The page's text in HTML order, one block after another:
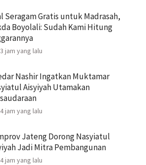
Seragam Gratis untuk Madrasah,
Boyolali: Sudah Kami Hitung
jam yang lalu
Nashir Ingatkan Muktamar
Aisyiyah Utamakan
jam yang lalu
Jateng Dorong Nasyiatul
Jadi Mitra Pembangunan
jam yang lalu